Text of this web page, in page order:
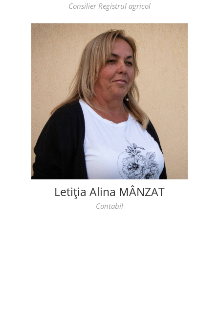
Consilier Registrul agricol
Letiția Alina MÂNZAT
Contabil